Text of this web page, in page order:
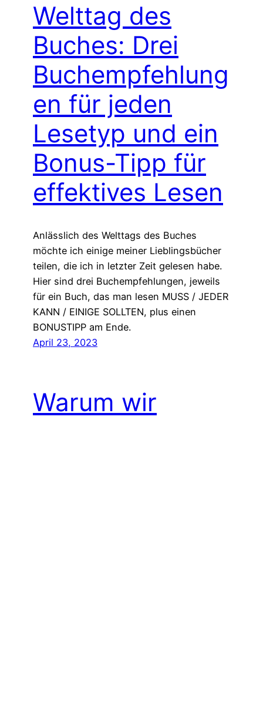
Welttag des
Buches: Drei
Buchempfehlung
en für jeden
Lesetyp und ein
Bonus-Tipp für
effektives Lesen
Anlässlich des Welttags des Buches
möchte ich einige meiner Lieblingsbücher
teilen, die ich in letzter Zeit gelesen habe.
Hier sind drei Buchempfehlungen, jeweils
für ein Buch, das man lesen MUSS / JEDER
KANN / EINIGE SOLLTEN, plus einen
BONUSTIPP am Ende.
April 23, 2023
Warum wir